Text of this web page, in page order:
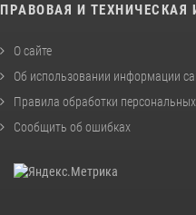
ПРАВОВАЯ И
О сайте
Об использовании информации
Правила обработки
Сообщить об ошибках